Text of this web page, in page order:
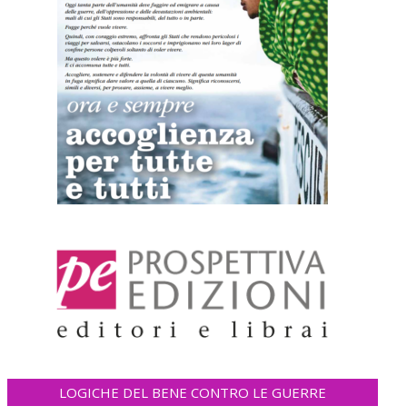
LOGICHE DEL BENE CONTRO LE GUERRE